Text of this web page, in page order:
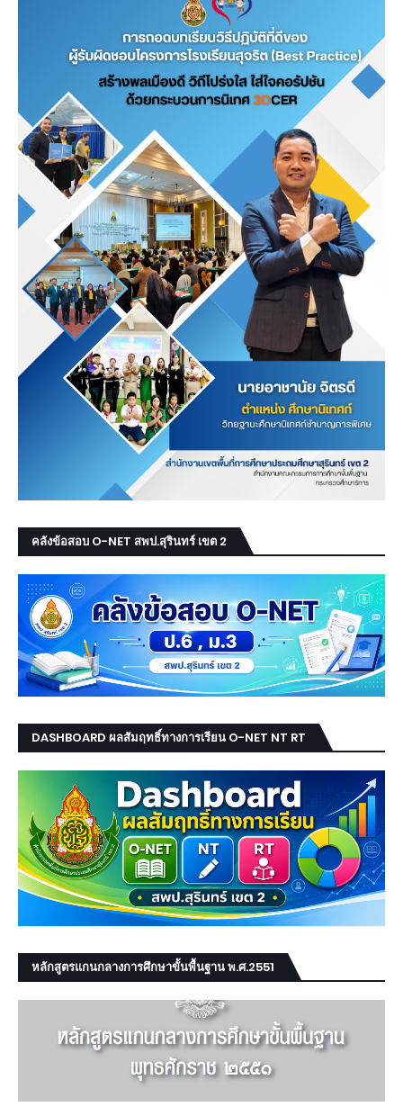
คลังข้อสอบ O-NET สพป.สุรินทร์ เขต 2
DASHBOARD ผลสัมฤทธิ์ทางการเรียน O-NET NT RT
หลักสูตรแกนกลางการศึกษาขั้นพื้นฐาน พ.ศ.2551